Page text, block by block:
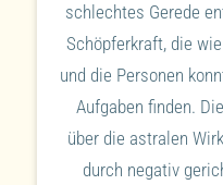
schlechtes Gerede
Schöpferkraft, die
und die Personen
Aufgaben finden.
über die astralen
durch negativ